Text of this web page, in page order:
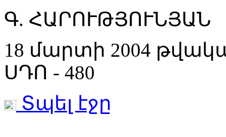
Գ. ՀԱՐՈՒԹՅՈՒՆՅԱՆ
18 մարտի 2004
ՍԴՈ - 480
Տպել էջը